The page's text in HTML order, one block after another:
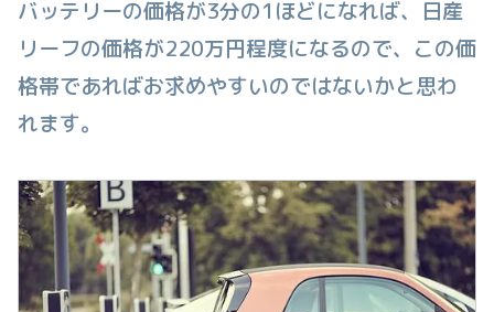
バッテリーの価格が3分の1ほどになれば、日産
リーフの価格が220万円程度になるので、この価
格帯であればお求めやすいのではないかと思わ
れます。